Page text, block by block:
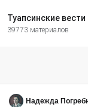
Туапсинские вести
39773 материалов
Надежда